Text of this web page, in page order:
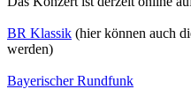
BR Klassik (hier können auch
werden)
Bayerischer Rundfunk